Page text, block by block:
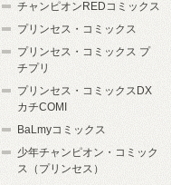
チャンピオンREDコミックス
プリンセス・コミックス
プリンセス・コミックス プ
チプリ
プリンセス・コミックスDX
カチCOMI
BaLmyコミックス
少年チャンピオン・コミック
ス（プリンセス）